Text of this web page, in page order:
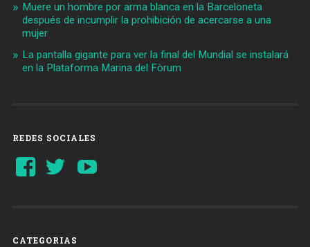
Muere un hombre por arma blanca en la Barceloneta
después de incumplir la prohibición de acercarse a una
mujer
La pantalla gigante para ver la final del Mundial se instalará
en la Plataforma Marina del Fòrum
REDES SOCIALES
Ver
perfil
Ver
perfil
CATEGORIAS